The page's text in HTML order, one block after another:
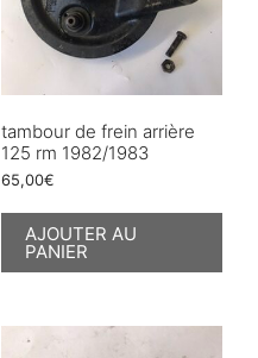
tambour de frein arrière
125 rm 1982/1983
65,00€
AJOUTER AU
PANIER